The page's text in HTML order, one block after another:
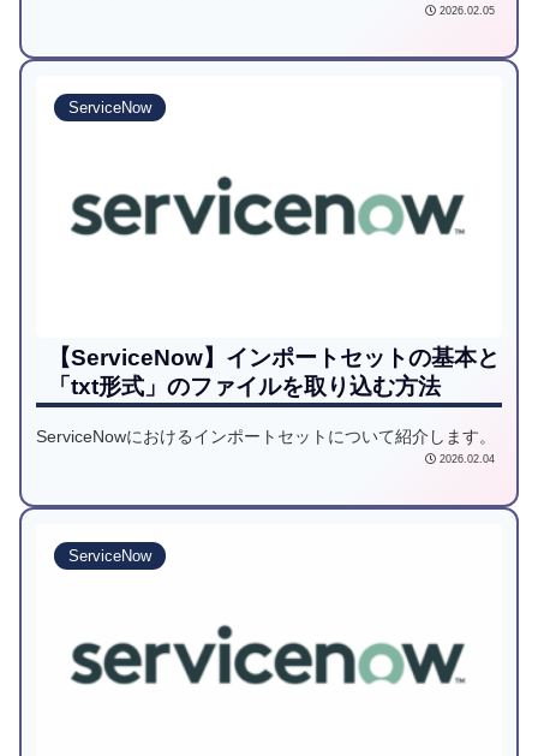
2026.02.05
ServiceNow
【ServiceNow】インポートセットの基本と
「txt形式」のファイルを取り込む方法
ServiceNowにおけるインポートセットについて紹介します。
2026.02.04
ServiceNow